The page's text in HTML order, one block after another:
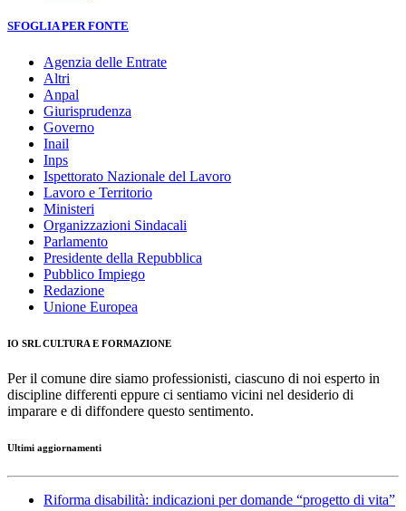
SFOGLIA PER FONTE
Agenzia delle Entrate
Altri
Anpal
Giurisprudenza
Governo
Inail
Inps
Ispettorato Nazionale del Lavoro
Lavoro e Territorio
Ministeri
Organizzazioni Sindacali
Parlamento
Presidente della Repubblica
Pubblico Impiego
Redazione
Unione Europea
IO SRL CULTURA E FORMAZIONE
Per il comune dire siamo professionisti, ciascuno di noi esperto in
discipline differenti eppure ci sentiamo vicini nel desiderio di
imparare e di diffondere questo sentimento.
Ultimi aggiornamenti
Riforma disabilità: indicazioni per domande “progetto di vita”